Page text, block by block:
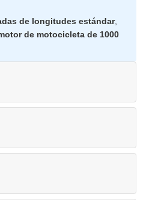
de longitudes estándar,
de motocicleta de 1000